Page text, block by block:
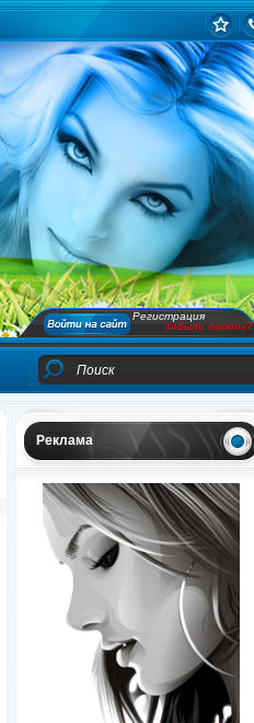
Регистрация
забыли пароль?
Реклама